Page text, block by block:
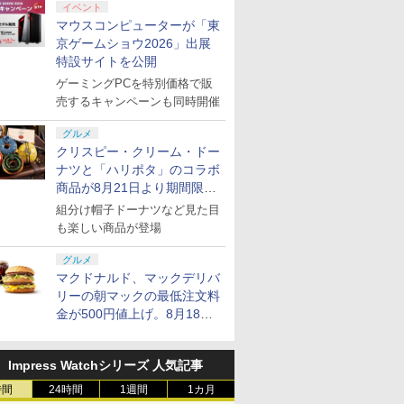
イベント
マウスコンピューターが「東
京ゲームショウ2026」出展
特設サイトを公開
ゲーミングPCを特別価格で販
売するキャンペーンも同時開催
グルメ
クリスピー・クリーム・ドー
ナツと「ハリポタ」のコラボ
商品が8月21日より期間限定
で発売
組分け帽子ドーナツなど見た目
も楽しい商品が登場
グルメ
マクドナルド、マックデリバ
リーの朝マックの最低注文料
金が500円値上げ。8月18日
Impress Watchシリーズ 人気記事
24時間 1週間 1カ月